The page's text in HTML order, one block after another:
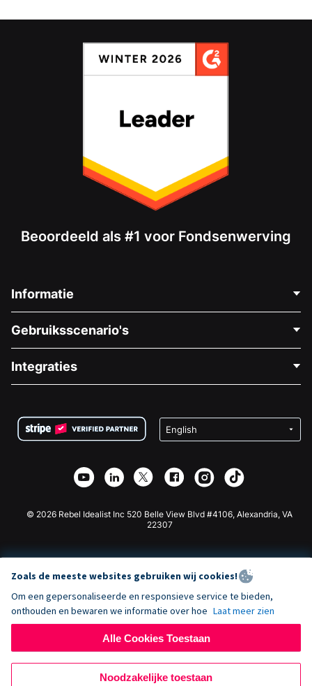
Beoordeeld als #1 voor Fondsenwerving
Informatie
Over Ons
Vacatures
Privacy
Affiliate Partnerschap
Gebruiksscenario's
Medische Fondsenwerving
Goede Doelen Fondsenwerving
Integraties
Wix Donatie Plugin
Webflow Donatie App
Joomla Donatie
© 2026 Rebel Idealist Inc 520 Belle View Blvd #4106, Alexandria, VA
22307
Zoals de meeste websites gebruiken wij cookies!
Om een gepersonaliseerde en responsieve service te bieden,
onthouden en bewaren we informatie over hoe Laat meer zien
Alle Cookies Toestaan
Noodzakelijke toestaan